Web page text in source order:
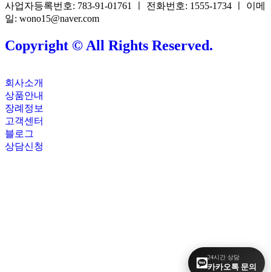
24시간 상담
카카오톡 문의
사업자등록번호: 783-91-01761 ㅣ 전화번호: 1555-1734 ㅣ 이메
일: wono15@naver.com
Copyright © All Rights Reserved.
회사소개
상품안내
장례정보
고객센터
블로그
상담신청